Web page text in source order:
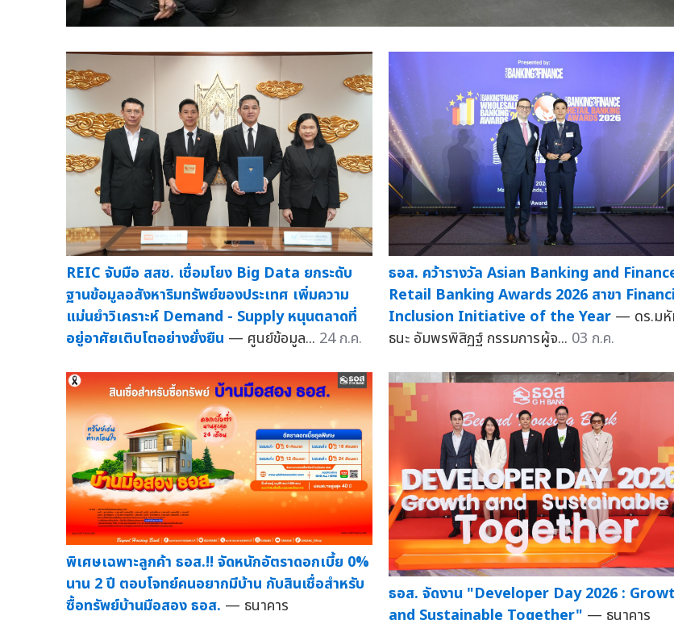
REIC จับมือ สสช. เชื่อมโยง Big Data ยกระดับ
ฐานข้อมูลอสังหาริมทรัพย์ของประเทศ เพิ่มความ
แม่นยำวิเคราะห์ Demand - Supply หนุนตลาดที่
อยู่อาศัยเติบโตอย่างยั่งยืน — ศูนย์ข้อมูล... 24 ก.ค.
ธอส. คว้ารางวัล Asian Banking and
Retail Banking Awards 2026 สาขา
Inclusion Initiative of the Year — ดร.ม
ธนะ อัมพรพิสิฏฐ์ กรรมการผู้จ... 03 ก.ค.
พิเศษเฉพาะลูกค้า ธอส.!! จัดหนักอัตราดอกเบี้ย 0%
นาน 2 ปี ตอบโจทย์คนอยากมีบ้าน กับสินเชื่อสำหรับ
ซื้อทรัพย์บ้านมือสอง ธอส. — ธนาคาร
ธอส. จัดงาน "Developer Day 2026 :